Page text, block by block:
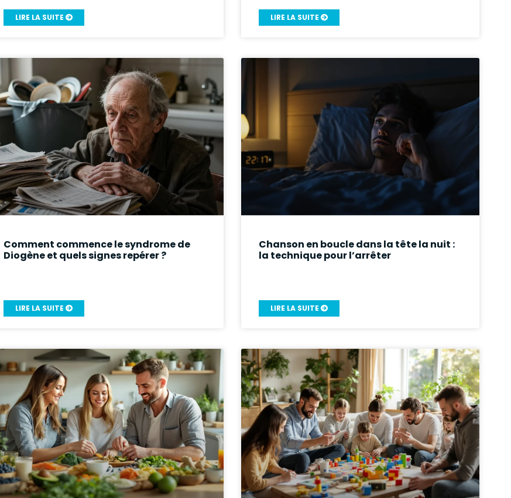
LIRE LA SUITE LIRE LA SUITE
Comment commence le syndrome de
Diogène et quels signes repérer ?
LIRE LA SUITE
Chanson en boucle dans la tête la nuit :
la technique pour l’arrêter
LIRE LA SUITE